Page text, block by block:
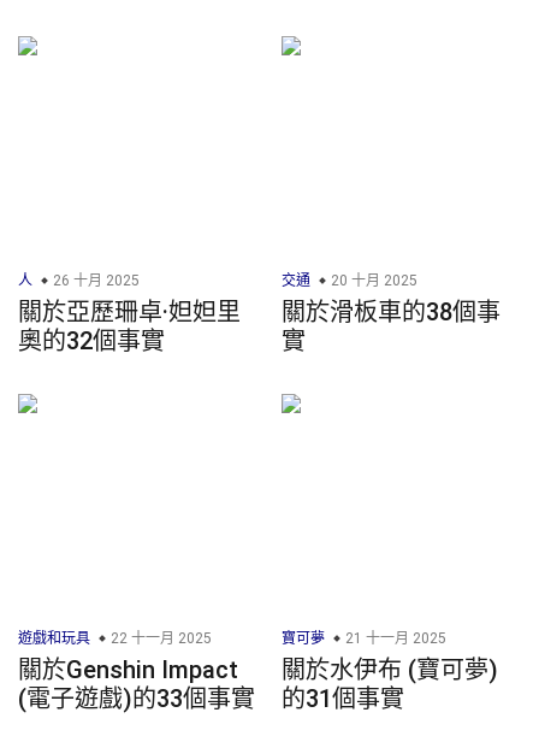
人 26 十月 2025
關於亞歷珊卓·妲妲里
奧的32個事實
交通 20 十月 2025
關於滑板車的38個事
實
遊戲和玩具 22 十一月 2025
關於Genshin Impact
(電子遊戲)的33個事實
寶可夢 21 十一月 2025
關於水伊布 (寶可夢)
的31個事實